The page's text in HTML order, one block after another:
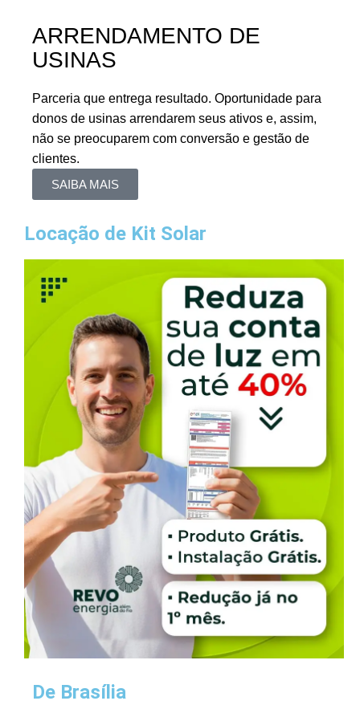
ARRENDAMENTO DE
USINAS
Parceria que entrega resultado. Oportunidade para
donos de usinas arrendarem seus ativos e, assim,
não se preocuparem com conversão e gestão de
clientes.
SAIBA MAIS
Locação de Kit Solar
De Brasília